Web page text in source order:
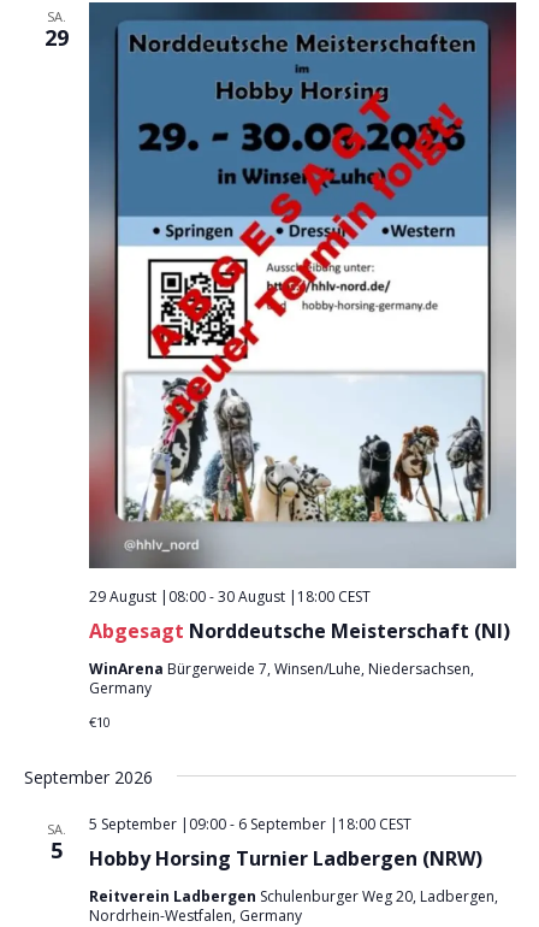
SA.
29
Abgesagt Norddeutsche Meisterschaft (NI)
29 August |08:00-30 August |18:00 CEST
WinArena Bürgerweide 7, Winsen/Luhe, Niedersachsen,
Germany
€10
September 2026
SA.
5 Hobby Horsing Turnier Ladbergen (NRW)
5 September |09:00- 6 September |18:00 CEST
Reitverein Ladbergen Schulenburger Weg 20, Ladbergen,
Nordrhein-Westfalen, Germany